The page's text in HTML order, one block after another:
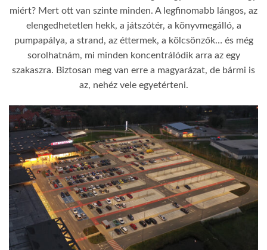
miért? Mert ott van szinte minden. A legfinomabb lángos, az
elengedhetetlen hekk, a játszótér, a könyvmegálló, a
pumpapálya, a strand, az éttermek, a kölcsönzők… és még
sorolhatnám, mi minden koncentrálódik arra az egy
szakaszra. Biztosan meg van erre a magyarázat, de bármi is
az, nehéz vele egyetérteni.